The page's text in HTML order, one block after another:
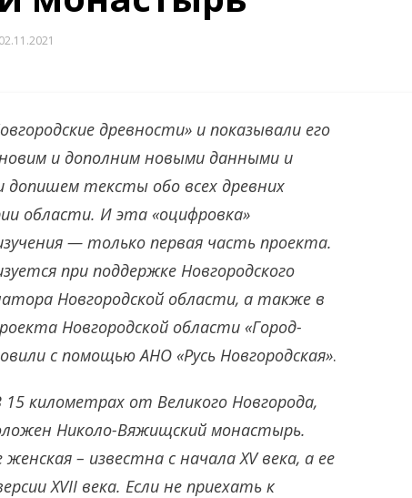
02.11.2021
древности» и показывали его
и дополним новыми данными и
тексты обо всех древних
области. И эта «оцифровка»
— только первая часть проекта.
при поддержке Новгородского
Новгородской области, а также в
Новгородской области «Город-
с помощью АНО «Русь Новгородская».
километрах от Великого Новгорода,
Николо-Вяжищский монастырь.
– известна с начала XV века, а ее
XVII века. Если не приехать к